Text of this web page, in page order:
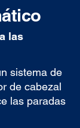
las
sistema de
de cabezal
las paradas